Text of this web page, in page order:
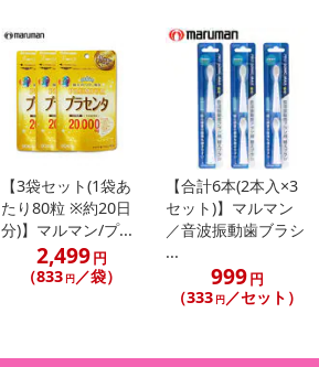
【3袋セット(1袋あ
たり80粒 ※約20日
分)】マルマン/プ...
2,499円
（833 円 ／袋）
【合計6本(2本入×3
セット)】マルマン
／音波振動歯ブラシ
...
999円
（333 円 ／セット）